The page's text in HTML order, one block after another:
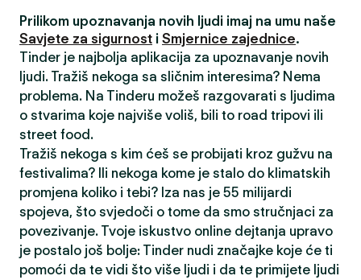
Prilikom upoznavanja novih ljudi imaj na umu naše
Savjete za sigurnost i Smjernice zajednice.
Tinder je najbolja aplikacija za upoznavanje novih
ljudi. Tražiš nekoga sa sličnim interesima? Nema
problema. Na Tinderu možeš razgovarati s ljudima
o stvarima koje najviše voliš, bili to road tripovi ili
street food.
Tražiš nekoga s kim ćeš se probijati kroz gužvu na
festivalima? Ili nekoga kome je stalo do klimatskih
promjena koliko i tebi? Iza nas je 55 milijardi
spojeva, što svjedoči o tome da smo stručnjaci za
povezivanje. Tvoje iskustvo online dejtanja upravo
je postalo još bolje: Tinder nudi značajke koje će ti
pomoći da te vidi što više ljudi i da te primijete ljudi